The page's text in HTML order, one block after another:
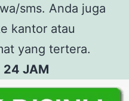
sms. Anda juga
kantor atau
yang tertera.
24 JAM